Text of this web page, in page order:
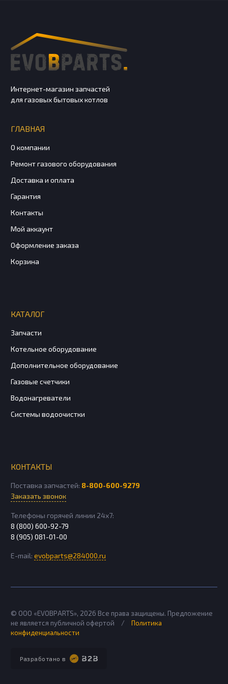
Интернет-магазин запчастей
для газовых бытовых котлов
ГЛАВНАЯ
О компании
Ремонт газового оборудования
Доставка и оплата
Гарантия
Контакты
Мой аккаунт
Оформление заказа
Корзина
КАТАЛОГ
Запчасти
Котельное оборудование
Дополнительное оборудование
Газовые счетчики
Водонагреватели
Системы водоочистки
КОНТАКТЫ
Поставка запчастей: 8-800-600-9279
Заказать звонок
Телефоны горячей линии 24х7:
8 (800) 600-92-79
8 (905) 081-01-00
E-mail: evobparts@284000.ru
Разработано в
© ООО «EVOBPARTS», 2026 Все права защищены. Предложение
не является публичной офертой
/
Политика
конфиденциальности